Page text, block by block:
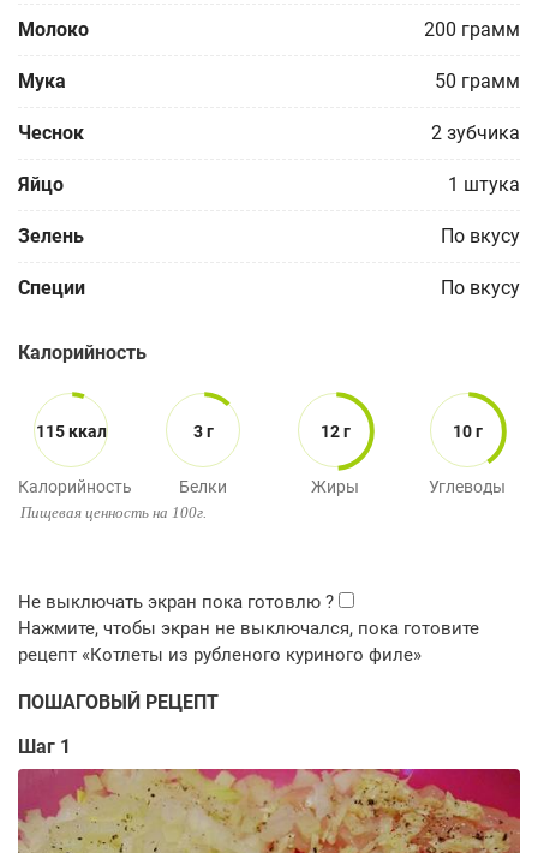
Молоко 200 грамм
Мука 50 грамм
Чеснок 2 зубчика
Яйцо 1 штука
Зелень По вкусу
Специи По вкусу
Калорийность
115 ккал
Калорийность
3 г
Белки
12 г
Жиры
10 г
Углеводы
Пищевая ценность на 100г.
ПОШАГОВЫЙ РЕЦЕПТ
Шаг 1